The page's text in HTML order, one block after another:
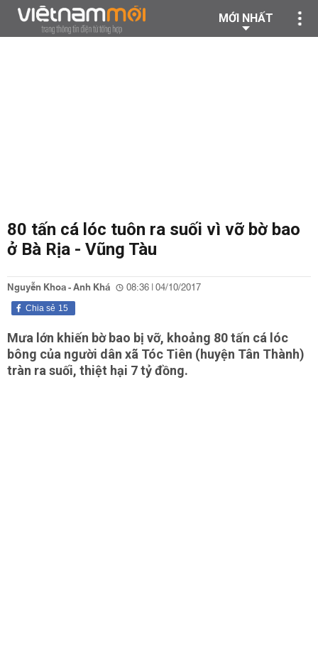
MỚI NHẤT
80 tấn cá lóc tuôn ra suối vì vỡ bờ bao
ở Bà Rịa - Vũng Tàu
Nguyễn Khoa - Anh Khá 08:36 | 04/10/2017
15
Chia sẻ
Mưa lớn khiến bờ bao bị vỡ, khoảng 80 tấn cá lóc
bông của người dân xã Tóc Tiên (huyện Tân Thành)
tràn ra suối, thiệt hại 7 tỷ đồng.